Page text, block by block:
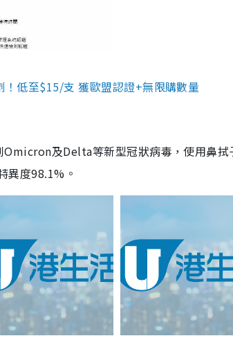
低至$15/支 獲歐盟認證+無限購數量
及Delta等新型冠狀病毒，使用鼻拭
異度98.1%。